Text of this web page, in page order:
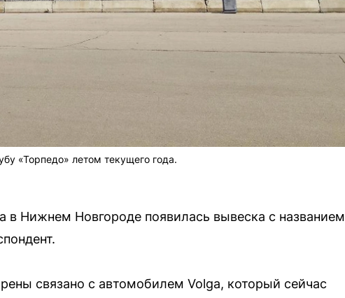
«Торпедо» летом текущего года.
в Нижнем Новгороде появилась вывеска с названием
связано с автомобилем Volga, который сейчас